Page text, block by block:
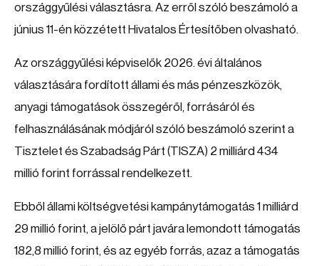
országgyűlési választásra. Az erről szóló beszámoló a
június 11-én közzétett Hivatalos Értesítőben olvasható.
Az országgyűlési képviselők 2026. évi általános
választására fordított állami és más pénzeszközök,
anyagi támogatások összegéről, forrásáról és
felhasználásának módjáról szóló beszámoló szerint a
Tisztelet és Szabadság Párt (TISZA) 2 milliárd 434
millió forint forrással rendelkezett.
Ebből állami költségvetési kampánytámogatás 1 milliárd
29 millió forint, a jelölő párt javára lemondott támogatás
182,8 millió forint, és az egyéb forrás, azaz a támogatás